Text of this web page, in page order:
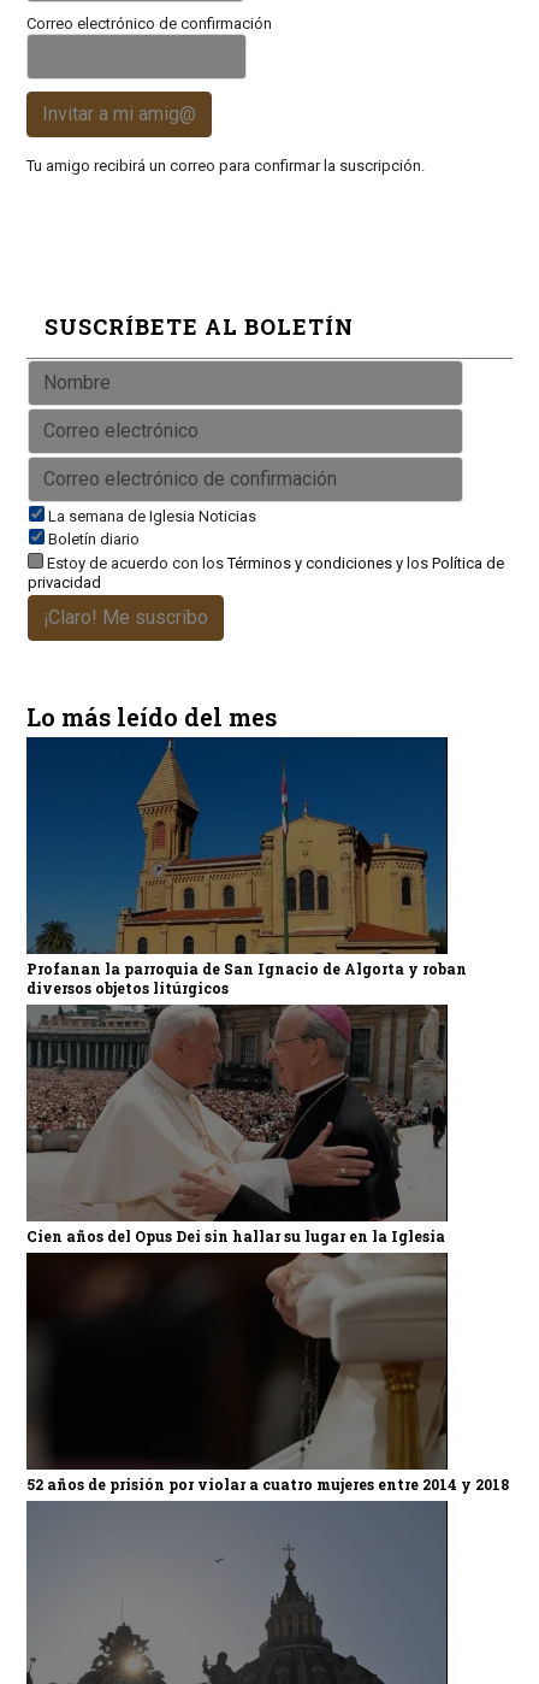
Correo electrónico de confirmación
Invitar a mi amig@
Tu amigo recibirá un correo para confirmar la suscripción.
SUSCRÍBETE AL BOLETÍN
La semana de Iglesia Noticias
Boletín diario
Estoy de acuerdo con losTérminos y condicionesy los Política de
privacidad
¡Claro! Me suscribo
Lo más leído del mes
Profanan la parroquia de San Ignacio de Algorta y roban
diversos objetos litúrgicos
Cien años del Opus Dei sin hallar su lugar en la Iglesia
52 años de prisión por violar a cuatro mujeres entre 2014 y 2018